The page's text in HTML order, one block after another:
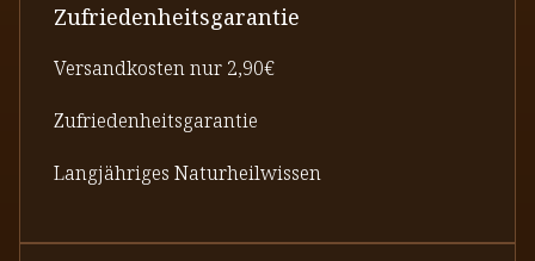
Zufriedenheitsgarantie
Versandkosten nur 2,90€
Zufriedenheitsgarantie
Langjähriges Naturheilwissen